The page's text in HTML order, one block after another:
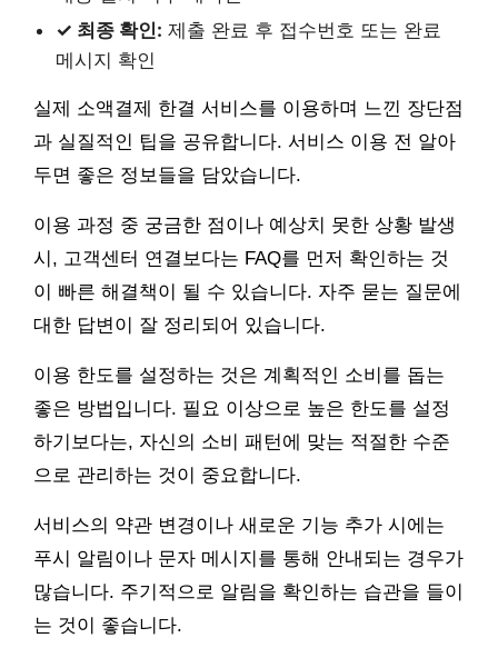
✓ 최종 확인: 제출 완료 후 접수번호 또는 완료
메시지 확인
실제 소액결제 한결 서비스를 이용하며 느낀 장단점
과 실질적인 팁을 공유합니다. 서비스 이용 전 알아
두면 좋은 정보들을 담았습니다.
이용 과정 중 궁금한 점이나 예상치 못한 상황 발생
시, 고객센터 연결보다는 FAQ를 먼저 확인하는 것
이 빠른 해결책이 될 수 있습니다. 자주 묻는 질문에
대한 답변이 잘 정리되어 있습니다.
이용 한도를 설정하는 것은 계획적인 소비를 돕는
좋은 방법입니다. 필요 이상으로 높은 한도를 설정
하기보다는, 자신의 소비 패턴에 맞는 적절한 수준
으로 관리하는 것이 중요합니다.
서비스의 약관 변경이나 새로운 기능 추가 시에는
푸시 알림이나 문자 메시지를 통해 안내되는 경우가
많습니다. 주기적으로 알림을 확인하는 습관을 들이
는 것이 좋습니다.